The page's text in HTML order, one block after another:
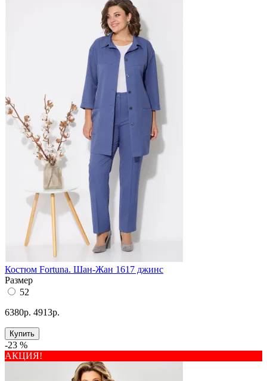
Костюм Fortuna. Шан-Жан 1617 джинс
Размер
52
6380р. 4913р.
Купить
-23 %
АКЦИЯ!